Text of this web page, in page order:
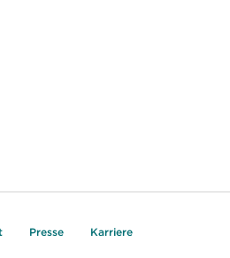
Presse Karriere